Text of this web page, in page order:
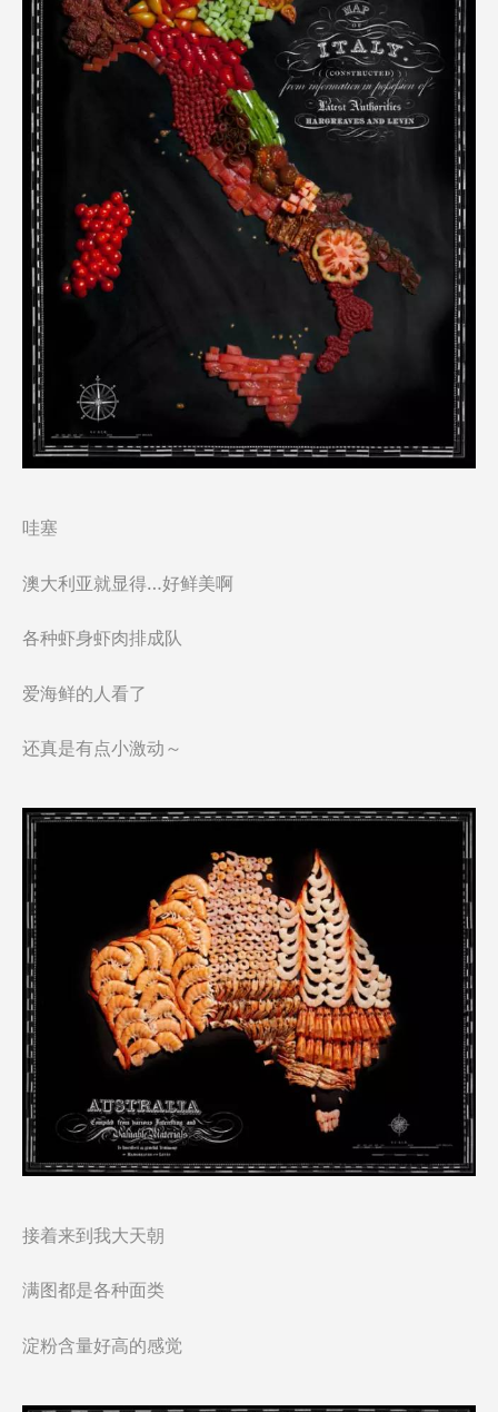
哇塞
澳大利亚就显得…好鲜美啊
各种虾身虾肉排成队
爱海鲜的人看了
还真是有点小激动～
接着来到我大天朝
满图都是各种面类
淀粉含量好高的感觉